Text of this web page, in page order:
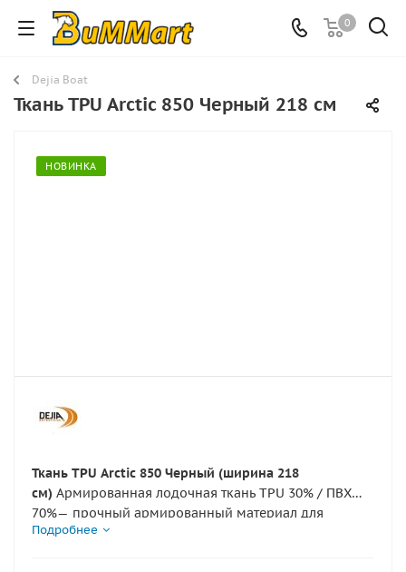
0
Dejia Boat
Ткань TPU Arctic 850 Черный 218 см
НОВИНКА
Ткань TPU Arctic 850 Черный (ширина 218
см) Армированная лодочная ткань TPU 30% / ПВХ
70%— прочный армированный материал для
производства и ремонта надувных лодок,
Подробнее